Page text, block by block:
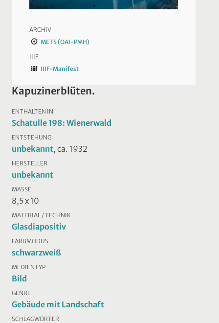
ARCHIV
METS (OAI-PMH)
IIIF
IIIF-Manifest
Kapuzinerblüten.
ENTHALTEN IN
Schatulle 198: Wienerwald
ENTSTEHUNG
unbekannt, ca. 1932
HERSTELLER
unbekannt
MASSE
8,5 x 10
MATERIAL / TECHNIK
Glasdiapositiv
FARBMODUS
schwarzweiß
MEDIENTYP
Bild
GENRE
Gebäude mit Landschaft
SCHLAGWÖRTER